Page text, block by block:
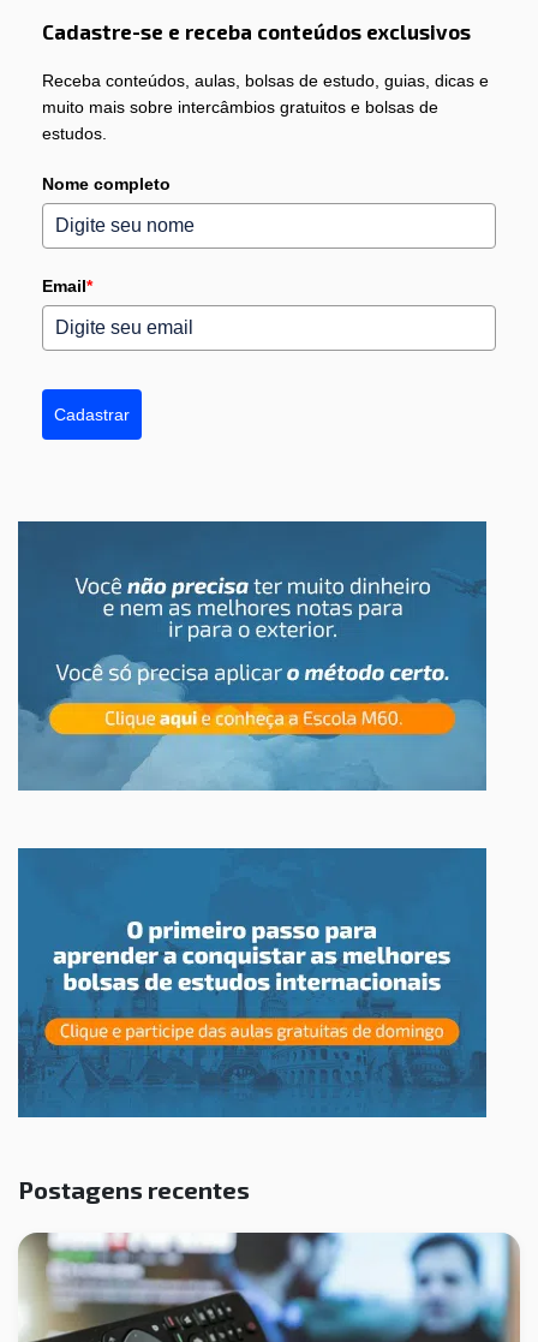
Cadastre-se e receba conteúdos exclusivos
Receba conteúdos, aulas, bolsas de estudo, guias, dicas e
muito mais sobre intercâmbios gratuitos e bolsas de
estudos.
Nome completo
Email*
Cadastrar
Postagens recentes